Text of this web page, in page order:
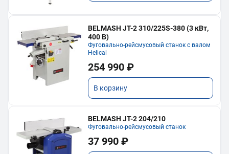
BELMASH JT-2 310/225S-380 (3 кВт,
400 В)
Фуговально-рейсмусовый станок с валом
Helical
254 990 ₽
В корзину
BELMASH JT-2 204/210
Фуговально-рейсмусовый станок
37 990 ₽